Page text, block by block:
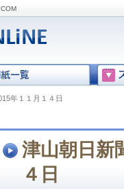
年１１月１４日
津山朝日新
４日